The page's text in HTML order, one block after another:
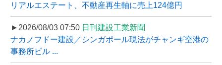
リアルエステート、不動産再生軸に売上124億円
►2026/08/03 07:50 日刊建設工業新聞
ナカノフドー建設／シンガポール現法がチャンギ空港の
事務所ビル ...